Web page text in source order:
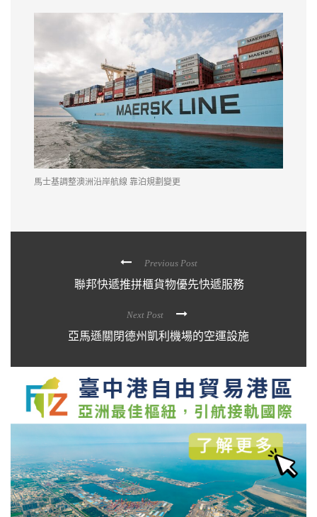
Previous Post
聯邦快遞推拼櫃貨物優先快遞服務
Next Post
亞馬遜關閉德州凱利機場的空運設施
馬士基調整澳洲沿岸航線 靠泊規劃變更